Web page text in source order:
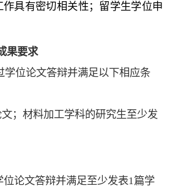
具有密切相关性；留学生学位申
果要求
位论文答辩并满足以下相应条
；材料加工学科的研究生至少发
论文答辩并满足至少发表1篇学